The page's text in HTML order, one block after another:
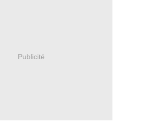
Publicité